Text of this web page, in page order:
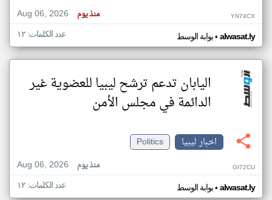
Aug 06, 2026
منذ يوم YN74CX
بوابة الوسط• alwasat.ly عدد الكلمات: ١٢
اليابان تدعم ترشح ليبيا للعضوية غير
الدائمة في مجلس الأمن
اخبار ليبيا
Politics
Aug 06, 2026
منذ يوم GI72CU
بوابة الوسط• alwasat.ly عدد الكلمات: ١٢